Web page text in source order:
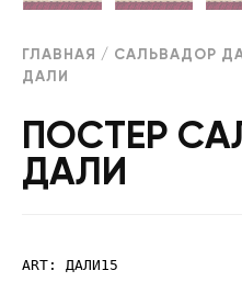
ГЛАВНАЯ / САЛЬВАДОР
ДАЛИ
ПОСТЕР
ДАЛИ
ART: ДАЛИ15